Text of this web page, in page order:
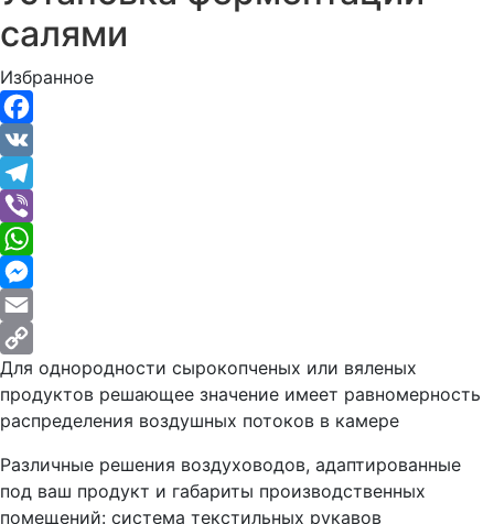
салями
Избранное
Facebook
VK
Telegram
Viber
WhatsApp
Messenger
Email
Copy
Link
Для однородности сырокопченых или вяленых
продуктов решающее значение имеет равномерность
распределения воздушных потоков в камере
Различные решения воздуховодов, адаптированные
под ваш продукт и габариты производственных
помещений: система текстильных рукавов